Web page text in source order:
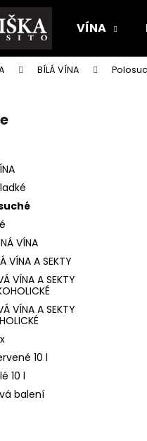
VÍNA
BÍLÁ VÍNA
VÍNA
VÍNA A SEKTY
VÍNA A SEKTY
VÍNA A SEKTY
10 l
10 l
balení
- MUŠKÁT 2025 -
0,75 L